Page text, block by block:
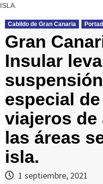
ISLA.
Cabildo de Gran Canaria
Gran
Insular
especial
viajeros de
las áreas
isla.
1 septiembre, 2021